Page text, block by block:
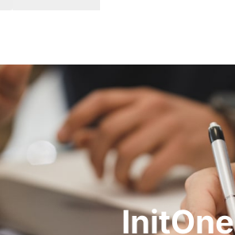
InitOne